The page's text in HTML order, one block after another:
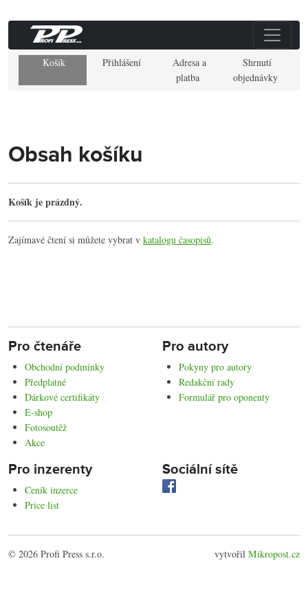
Košík Přihlášení
Adresa a
platba
Shrnutí
objednávky
Obsah košíku
Košík je prázdný.
Zajímavé čtení si můžete vybrat v katalogu časopisů.
Pro čtenáře
Obchodní podmínky
Předplatné
Dárkové certifikáty
E-shop
Fotosoutěž
Akce
Pro autory
Pokyny pro autory
Redakční rady
Formulář pro oponenty
Pro inzerenty
Ceník inzerce
Price list
Sociální sítě
© 2026 Profi Press s.r.o. vytvořil Mikropost.cz